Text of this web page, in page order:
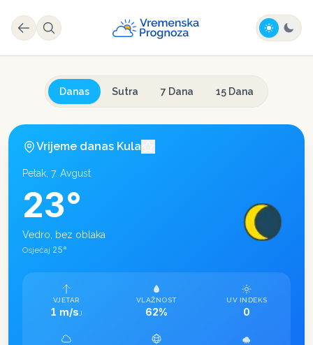
Danas Sutra 7 Dana 15 Dana
Vrijeme danas Kula
Petak, 7. Avgust
23°
Vedro, bez oblaka
Osjećaj 25°
VJETAR
1 m/s J
VLAŽNOST
62%
UV INDEKS
0